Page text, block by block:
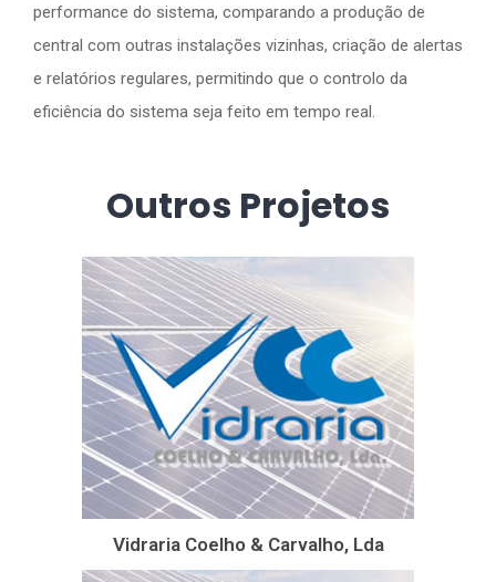
performance do sistema, comparando a produção de
central com outras instalações vizinhas, criação de alertas
e relatórios regulares, permitindo que o controlo da
eficiência do sistema seja feito em tempo real.
Outros Projetos
Vidraria Coelho & Carvalho, Lda